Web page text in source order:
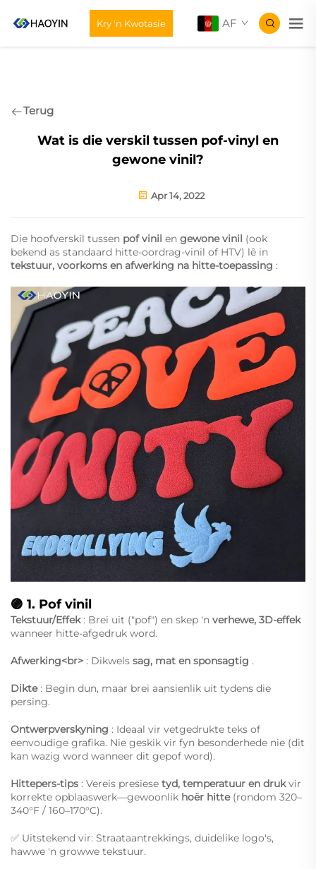
Kry 'n Kwotasie AF
Terug
Wat is die verskil tussen pof-vinyl en
gewone vinil?
Apr 14, 2022
Die hoofverskil tussen pof vinil en gewone vinil (ook
bekend as standaard hitte-oordrag-vinil of HTV) lê in
tekstuur, voorkoms en afwerking na hitte-toepassing :
🟣 1. Pof vinil
Tekstuur/Effek : Brei uit ("pof") en skep 'n verhewe, 3D-effek
wanneer hitte-afgedruk word.
Afwerking<br> : Dikwels sag, mat en sponsagtig .
Dikte : Begin dun, maar brei aansienlik uit tydens die
persing.
Ontwerpverskyning : Ideaal vir vetgedrukte teks of
eenvoudige grafika. Nie geskik vir fyn besonderhede nie (dit
kan wazig word wanneer dit gepof word).
Hittepers-tips : Vereis presiese tyd, temperatuur en drukvir
korrekte opblaaswerk—gewoonlik hoër hitte (rondom 320–
340°F / 160–170°C).
✅ Uitstekend vir: Straataantrekkings, duidelike logo's,
hawwe 'n growwe tekstuur.